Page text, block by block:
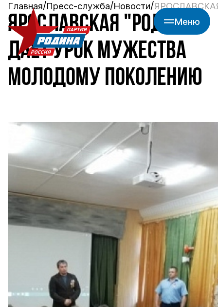
Меню
Главная Пресс-служба Новости
ЯРОСЛАВСКАЯ "РОДИНА"
ДАЕТ УРОК МУЖЕСТВА
МОЛОДОМУ ПОКОЛЕНИЮ